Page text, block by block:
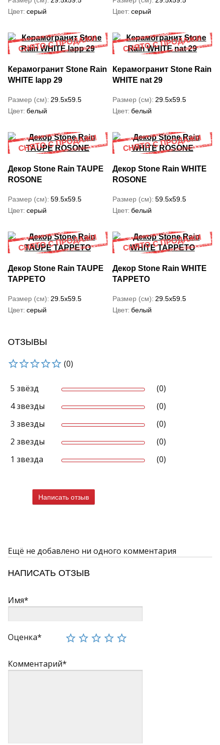
Цвет серый
Цвет серый
Керамогранит Stone Rain
WHITE lapp 29
Размер (см) 29.5x59.5
Цвет белый
Керамогранит Stone Rain
WHITE nat 29
Размер (см) 29.5x59.5
Цвет белый
Декор Stone Rain TAUPE
ROSONE
Размер (см) 59.5x59.5
Цвет серый
Декор Stone Rain WHITE
ROSONE
Размер (см) 59.5x59.5
Цвет белый
Декор Stone Rain TAUPE
TAPPETO
Размер (см) 29.5x59.5
Цвет серый
Декор Stone Rain WHITE
TAPPETO
Размер (см) 29.5x59.5
Цвет белый
ОТЗЫВЫ
(0)
5 звёзд
(0)
4 звезды
(0)
3 звезды
(0)
2 звезды
(0)
1 звезда
(0)
Написать отзыв
Ещё не добавлено ни одного комментария
НАПИСАТЬ ОТЗЫВ
Имя*
Оценка*
Комментарий*